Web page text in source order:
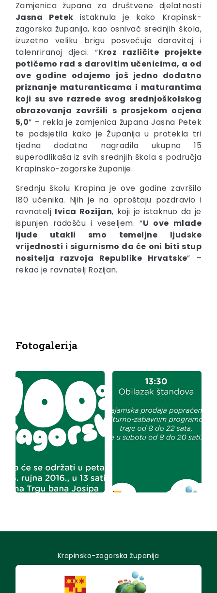
Zamjenica župana za društvene djelatnosti
Jasna Petek istaknula je kako Krapinsk-
zagorska županija, kao osnivač srednjih škola,
izuzetno veliku brigu posvećuje darovitoj i
talenriranoj djeci. “Kroz različite projekte
potičemo rad s darovitim učenicima, a od
ove godine odajemo još jedno dodatno
priznanje maturanticama i maturantima
koji su sve razrede svog srednjoškolskog
obrazovanja završili s prosjekom ocjena
5,0” – rekla je zamjenica župana Jasna Petek
te podsjetila kako je Županija u protekla tri
tjedna dodatno nagradila ukupno 15
superodlikaša iz svih srednjih škola s područja
Krapinsko-zagorske županije.
Srednju školu Krapina je ove godine završilo
180 učenika. Njih je na oproštaju pozdravio i
ravnatelj Ivica Rozijan, koji je istaknuo da je
ispunjen radošću i veseljem. “U ove mlade
ljude utakli smo temeljne ljudske
vrijednosti i sigurnismo da će oni biti stup
nositelja razvoja Republike Hrvatske” –
rekao je ravnatelj Rozijan.
Fotogalerija
Krapinsko-zagorska županija